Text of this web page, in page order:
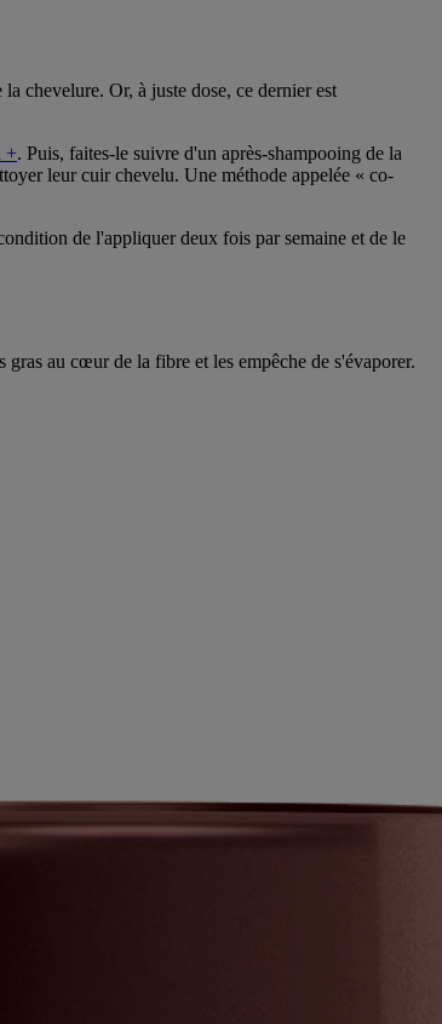
chevelure. Or, à juste dose, ce dernier est
+. Puis, faites-le suivre d'un après-shampooing de la
leur cuir chevelu. Une méthode appelée « co-
de l'appliquer deux fois par semaine et de le
au cœur de la fibre et les empêche de s'évaporer.